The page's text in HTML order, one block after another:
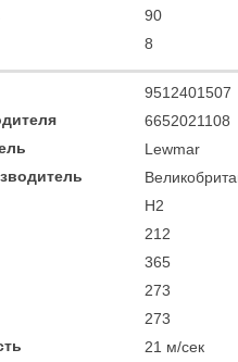
90
8
9512401507
6652021108
Lewmar
H2
212
365
273
273
21 м/сек